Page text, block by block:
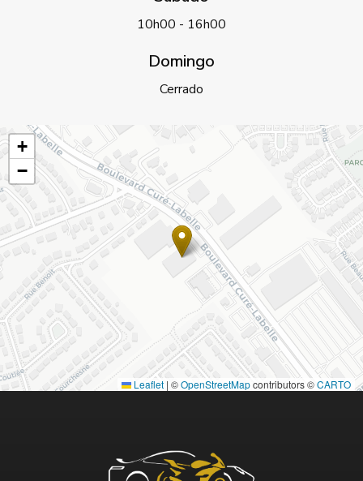
10h00 - 16h00
Domingo
Cerrado
+
−
Leaflet | ©OpenStreetMapcontributors ©CARTO